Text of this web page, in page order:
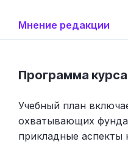
Мнение редакции
Программа курса
Учебный план
охватывающих
прикладные аспекты